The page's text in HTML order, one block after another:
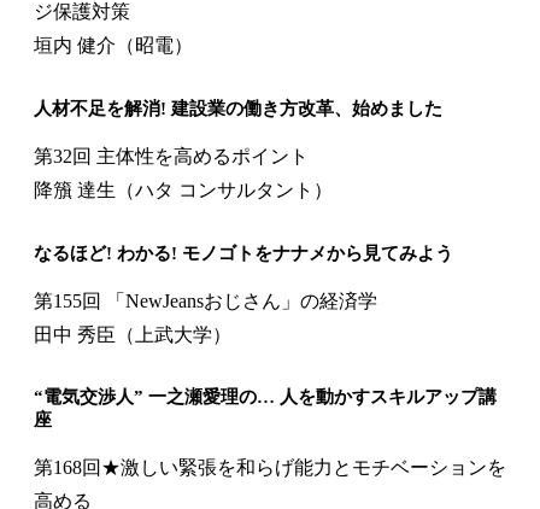
ジ保護対策
垣内 健介（昭電）
人材不足を解消! 建設業の働き方改革、始めました
第32回 主体性を高めるポイント
降籏 達生（ハタ コンサルタント）
なるほど! わかる! モノゴトをナナメから見てみよう
第155回 「NewJeansおじさん」の経済学
田中 秀臣（上武大学）
“電気交渉人” 一之瀬愛理の… 人を動かすスキルアップ講
座
第168回★激しい緊張を和らげ能力とモチベーションを
高める